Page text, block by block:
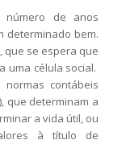
de anos
determinado bem.
que se espera que
uma célula social.
contábeis
que determinam a
a vida útil, ou
à título de